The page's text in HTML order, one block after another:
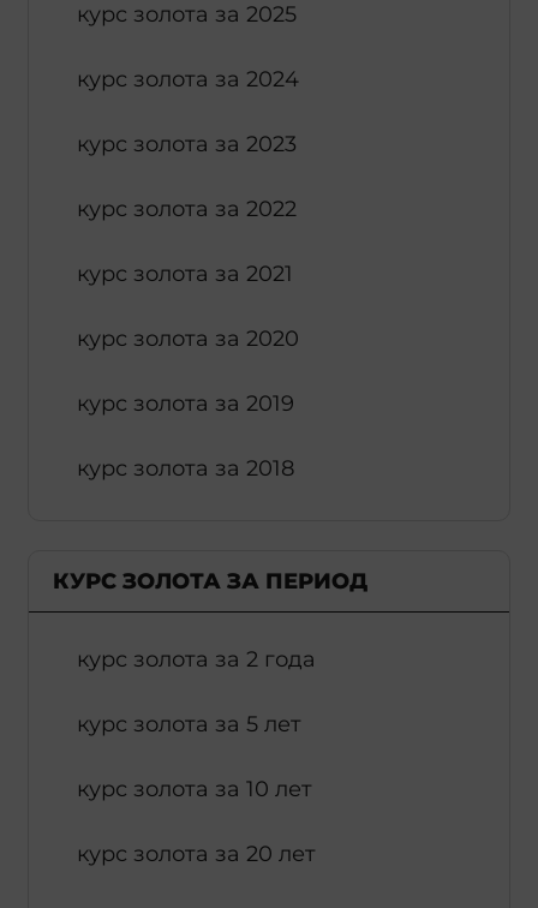
курс золота за 2025
курс золота за 2024
курс золота за 2023
курс золота за 2022
курс золота за 2021
курс золота за 2020
курс золота за 2019
курс золота за 2018
КУРС ЗОЛОТА ЗА ПЕРИОД
курс золота за 2 года
курс золота за 5 лет
курс золота за 10 лет
курс золота за 20 лет